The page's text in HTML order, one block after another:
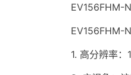
EV156FHM-
EV156FHM-
1. 高分辨率：